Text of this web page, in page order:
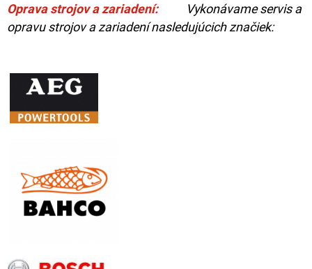
Oprava strojov a zariadení:
Vykonávame servis a
opravu strojov a zariadení nasledujúcich značiek: